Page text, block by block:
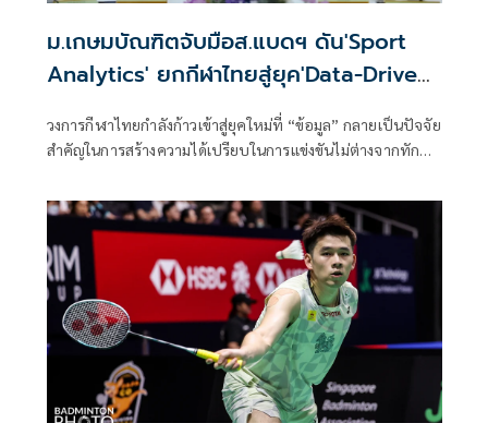
ม.เกษมบัณฑิตจับมือส.แบดฯ ดัน'Sport
Analytics' ยกกีฬาไทยสู่ยุค'Data-Driven
วงการกีฬาไทยกำลังก้าวเข้าสู่ยุคใหม่ที่ “ข้อมูล” กลายเป็นปัจจัย
สำคัญในการสร้างความได้เปรียบในการแข่งขันไม่ต่างจากทักษะ
มิถุนายน 2569 ที่ผ่านมา คณะวิทยาศาสตร์การกีฬา
มหาวิทยาลัยเกษมบัณฑิต ได้ลงนามบันทึกข้อตกลงความร่วมมือ
ทางวิชาการ (MOU) กับสมาคมกีฬาแบดมินตันแห่ง
ประเทศไทย ในพระบรมราชูปถัมภ์ เพื่อร่วมกันพัฒนางานวิจัย
การเรียนการสอน และนวัตกรรมด้านวิทยาศาสตร์การกีฬาและ
Sport Analytics